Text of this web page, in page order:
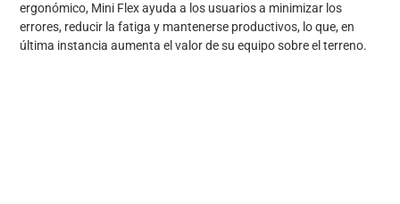
ergonómico, Mini Flex ayuda a los usuarios a minimizar los
errores, reducir la fatiga y mantenerse productivos, lo que, en
última instancia aumenta el valor de su equipo sobre el terreno.